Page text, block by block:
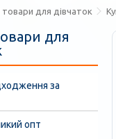
товари для дівчаток
для
за
опт